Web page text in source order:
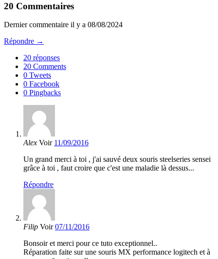
20 Commentaires
Dernier commentaire il y a 08/08/2024
Répondre →
20 réponses
20 Comments
0 Tweets
0 Facebook
0 Pingbacks
Alex Voir 11/09/2016
Un grand merci à toi , j'ai sauvé deux souris steelseries sensei
grâce à toi , faut croire que c'est une maladie là dessus...
Répondre
Filip Voir 07/11/2016
Bonsoir et merci pour ce tuto exceptionnel..
Réparation faite sur une souris MX performance logitech et à